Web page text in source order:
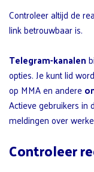
Controleer altijd de
link betrouwbaar is.
Telegram-kanalen
opties. Je kunt lid
op MMA en andere
Actieve gebruikers in
meldingen over
Controleer